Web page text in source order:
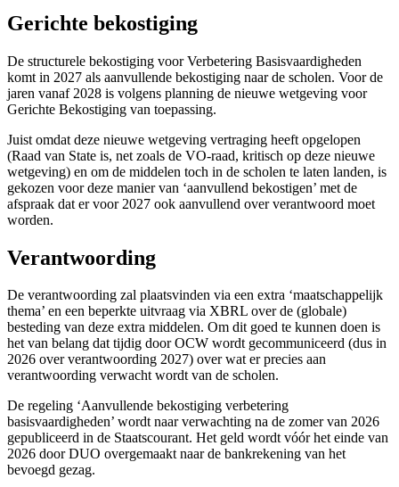
Gerichte bekostiging
De structurele bekostiging voor Verbetering Basisvaardigheden
komt in 2027 als aanvullende bekostiging naar de scholen. Voor de
jaren vanaf 2028 is volgens planning de nieuwe wetgeving voor
Gerichte Bekostiging van toepassing.
Juist omdat deze nieuwe wetgeving vertraging heeft opgelopen
(Raad van State is, net zoals de VO-raad, kritisch op deze nieuwe
wetgeving) en om de middelen toch in de scholen te laten landen, is
gekozen voor deze manier van ‘aanvullend bekostigen’ met de
afspraak dat er voor 2027 ook aanvullend over verantwoord moet
worden.
Verantwoording
De verantwoording zal plaatsvinden via een extra ‘maatschappelijk
thema’ en een beperkte uitvraag via XBRL over de (globale)
besteding van deze extra middelen. Om dit goed te kunnen doen is
het van belang dat tijdig door OCW wordt gecommuniceerd (dus in
2026 over verantwoording 2027) over wat er precies aan
verantwoording verwacht wordt van de scholen.
De regeling ‘Aanvullende bekostiging verbetering
basisvaardigheden’ wordt naar verwachting na de zomer van 2026
gepubliceerd in de Staatscourant. Het geld wordt vóór het einde van
2026 door DUO overgemaakt naar de bankrekening van het
bevoegd gezag.